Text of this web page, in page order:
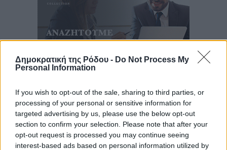
Δημοκρατική της Ρόδου - Do Not Process My
Personal Information
If you wish to opt-out of the sale, sharing to third parties, or
processing of your personal or sensitive information for
targeted advertising by us, please use the below opt-out
section to confirm your selection. Please note that after your
opt-out request is processed you may continue seeing
interest-based ads based on personal information utilized by
Ροή ειδήσεων
Αποκαλυπτήρια για την «Ατζέντα 2030» από το βήμα
της ΔΕΘ